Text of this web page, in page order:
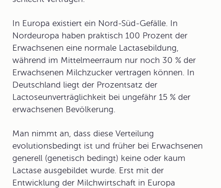
In Europa existiert ein Nord-Süd-Gefälle. In
Nordeuropa haben praktisch 100 Prozent der
Erwachsenen eine normale Lactasebildung,
während im Mittelmeerraum nur noch 30 % der
Erwachsenen Milchzucker vertragen können. In
Deutschland liegt der Prozentsatz der
Lactoseunverträglichkeit bei ungefähr 15 % der
erwachsenen Bevölkerung.
Man nimmt an, dass diese Verteilung
evolutionsbedingt ist und früher bei Erwachsenen
generell (genetisch bedingt) keine oder kaum
Lactase ausgebildet wurde. Erst mit der
Entwicklung der Milchwirtschaft in Europa